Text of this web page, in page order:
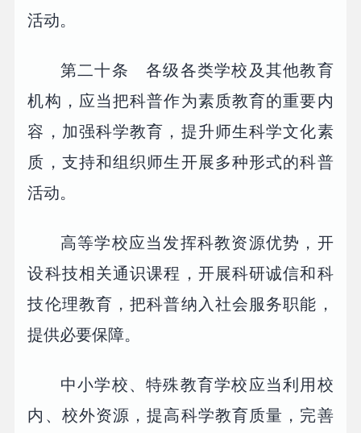
活动。
第二十条 各级各类学校及其他教育
机构，应当把科普作为素质教育的重要内
容，加强科学教育，提升师生科学文化素
质，支持和组织师生开展多种形式的科普
活动。
高等学校应当发挥科教资源优势，开
设科技相关通识课程，开展科研诚信和科
技伦理教育，把科普纳入社会服务职能，
提供必要保障。
中小学校、特殊教育学校应当利用校
内、校外资源，提高科学教育质量，完善